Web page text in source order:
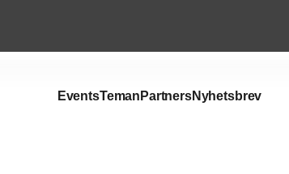
EventsTeman PartnersNyhetsbrev